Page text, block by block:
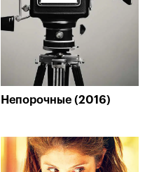
Непорочные (2016)